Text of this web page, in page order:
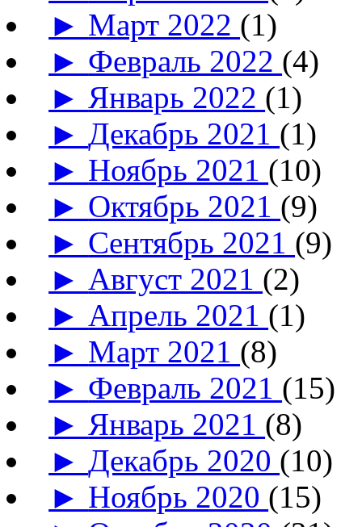
► Март 2022 (1)
► Февраль 2022 (4)
► Январь 2022 (1)
►Декабрь 2021 (1)
► Ноябрь 2021 (10)
► Октябрь 2021 (9)
► Сентябрь 2021 (9)
► Август 2021 (2)
► Апрель 2021 (1)
► Март 2021 (8)
► Февраль 2021 (15)
► Январь 2021 (8)
►Декабрь 2020 (10)
► Ноябрь 2020 (15)